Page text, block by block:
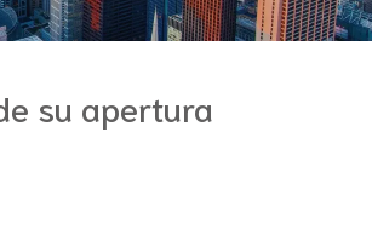
su apertura